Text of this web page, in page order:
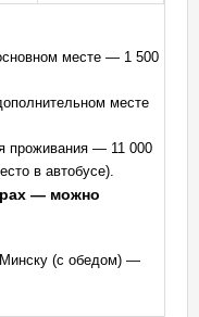
месте — 1 500
месте
проживания — 11 000
в автобусе).
— можно
Минску (с обедом) —